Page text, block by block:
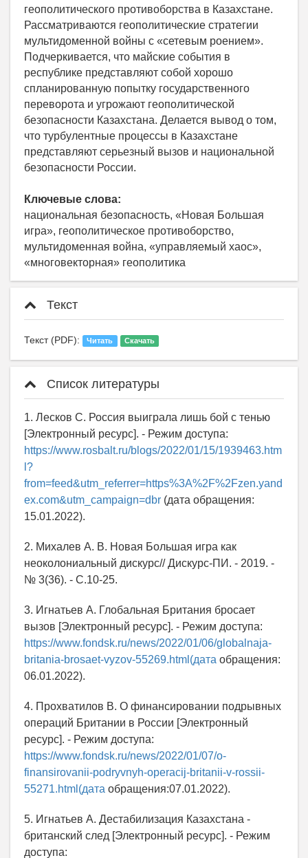
геополитического противоборства в Казахстане.
Рассматриваются геополитические стратегии
мультидоменной войны с «сетевым роением».
Подчеркивается, что майские события в
республике представляют собой хорошо
спланированную попытку государственного
переворота и угрожают геополитической
безопасности Казахстана. Делается вывод о том,
что турбулентные процессы в Казахстане
представляют серьезный вызов и национальной
безопасности России.
Ключевые слова:
национальная безопасность, «Новая Большая
игра», геополитическое противоборство,
мультидоменная война, «управляемый хаос»,
«многовекторная» геополитика
Текст
Текст (PDF): Читать Скачать
Список литературы
1. Лесков С. Россия выиграла лишь бой с тенью
[Электронный ресурс]. - Режим доступа:
https://www.rosbalt.ru/blogs/2022/01/15/1939463.htm
l?
from=feed&utm_referrer=https%3A%2F%2Fzen.yand
ex.com&utm_campaign=dbr (дата обращения:
15.01.2022).
2. Михалев А. В. Новая Большая игра как
неоколониальный дискурс// Дискурс-ПИ. - 2019. -
№ 3(36). - С.10-25.
3. Игнатьев А. Глобальная Британия бросает
вызов [Электронный ресурс]. - Режим доступа:
https://www.fondsk.ru/news/2022/01/06/globalnaja-
britania-brosaet-vyzov-55269.html(дата обращения:
06.01.2022).
4. Прохватилов В. О финансировании подрывных
операций Британии в России [Электронный
ресурс]. - Режим доступа:
https://www.fondsk.ru/news/2022/01/07/o-
finansirovanii-podryvnyh-operacij-britanii-v-rossii-
55271.html(дата обращения:07.01.2022).
5. Игнатьев А. Дестабилизация Казахстана -
британский след [Электронный ресурс]. - Режим
доступа: